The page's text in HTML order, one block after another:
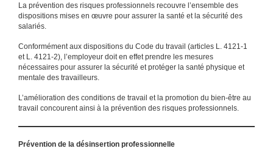
La prévention des risques professionnels recouvre l’ensemble des
dispositions mises en œuvre pour assurer la santé et la sécurité des
salariés.
Conformément aux dispositions du Code du travail (articles L. 4121-1
et L. 4121-2), l’employeur doit en effet prendre les mesures
nécessaires pour assurer la sécurité et protéger la santé physique et
mentale des travailleurs.
L’amélioration des conditions de travail et la promotion du bien-être au
travail concourent ainsi à la prévention des risques professionnels.
Prévention de la désinsertion professionnelle